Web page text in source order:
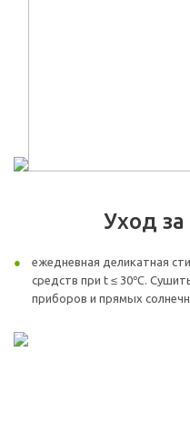
Уход
ежедневная деликатная
средств при t ≤ 30℃.
приборов и прямых